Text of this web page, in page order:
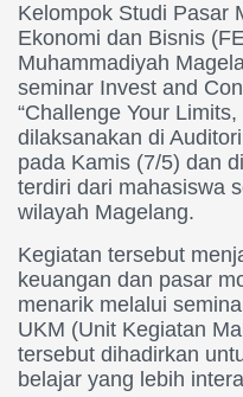
Kelompok Studi Pasar
Ekonomi dan Bisnis
Muhammadiyah
seminar Invest and
“Challenge Your
dilaksanakan di
pada Kamis (7/5) dan
terdiri dari mahasiswa
wilayah Magelang.
Kegiatan tersebut
keuangan dan pasar
menarik melalui
UKM (Unit Kegiatan
tersebut dihadirkan
belajar yang lebih